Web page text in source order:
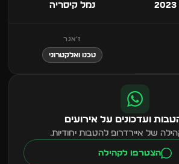
נמל קיסריה
ז׳אנר
טכנו ואלקטרוני
ועדכונים על אירועים
של איירדרופ להטבות יחודיות.
הצטרפו לקהילה